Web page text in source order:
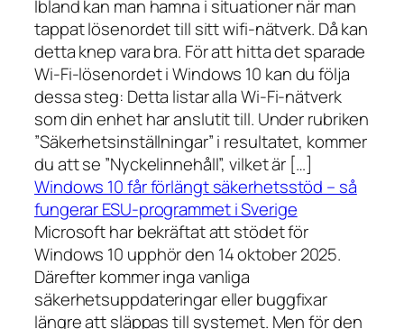
Ibland kan man hamna i situationer när man
tappat lösenordet till sitt wifi-nätverk. Då kan
detta knep vara bra. För att hitta det sparade
Wi-Fi-lösenordet i Windows 10 kan du följa
dessa steg: Detta listar alla Wi-Fi-nätverk
som din enhet har anslutit till. Under rubriken
”Säkerhetsinställningar” i resultatet, kommer
du att se ”Nyckelinnehåll”, vilket är […]
Windows 10 får förlängt säkerhetsstöd – så
fungerar ESU-programmet i Sverige
Microsoft har bekräftat att stödet för
Windows 10 upphör den 14 oktober 2025.
Därefter kommer inga vanliga
säkerhetsuppdateringar eller buggfixar
längre att släppas till systemet. Men för den